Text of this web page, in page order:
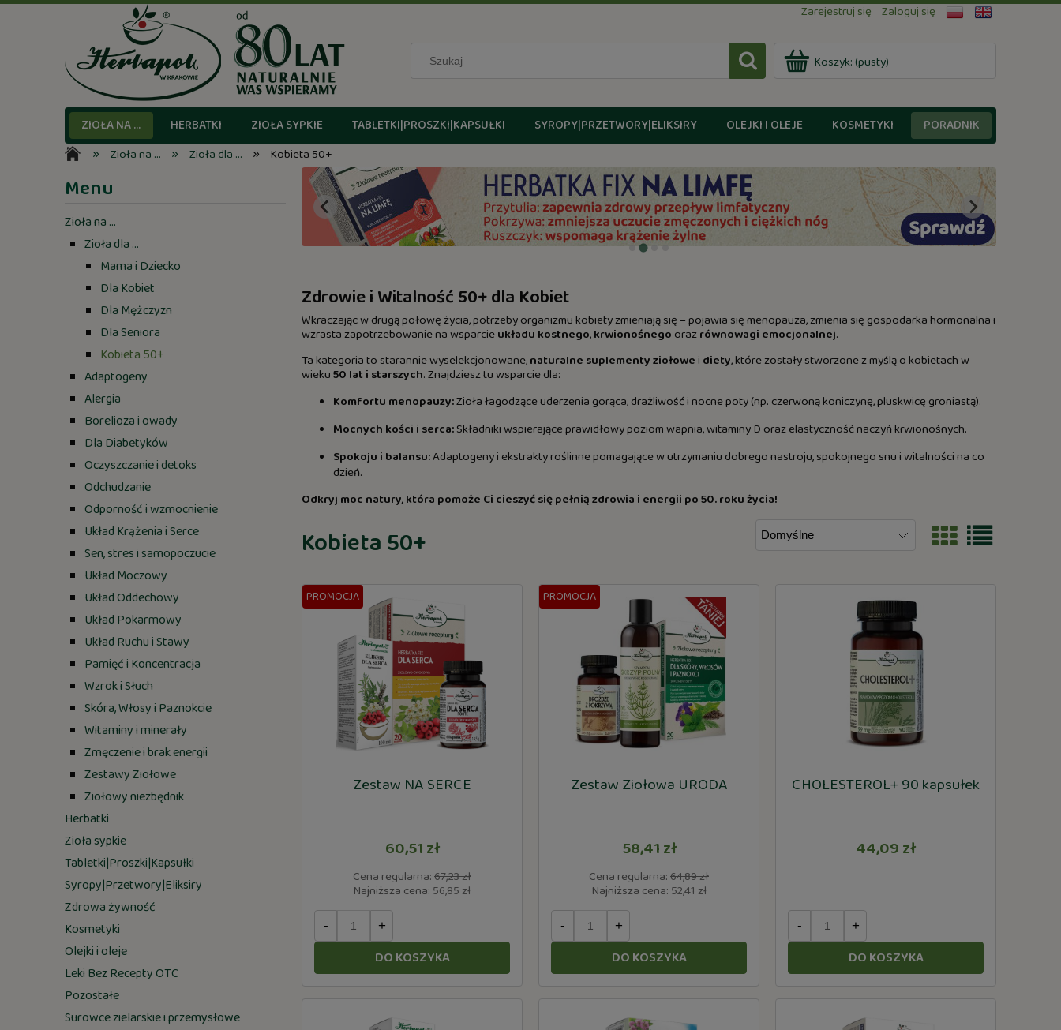
Zarejestruj się Zaloguj się
Koszyk: (pusty)
ZIOŁA NA ... HERBATKI ZIOŁA SYPKIE TABLETKI|PROSZKI|KAPSUŁKI SYROPY|PRZETWORY|ELIKSIRY OLEJKI I OLEJE KOSMETYKI PORADNIK
» Zioła na ... » Zioła dla ... » Kobieta 50+
Menu
Zioła na ...
Zioła dla ...
Mama i Dziecko
Dla Kobiet
Dla Mężczyzn
Dla Seniora
Kobieta 50+
Adaptogeny
Alergia
Borelioza i owady
Dla Diabetyków
Oczyszczanie i detoks
Odchudzanie
Odporność i wzmocnienie
Układ Krążenia i Serce
Sen, stres i samopoczucie
Układ Moczowy
Układ Oddechowy
Układ Pokarmowy
Układ Ruchu i Stawy
Pamięć i Koncentracja
Wzrok i Słuch
Skóra, Włosy i Paznokcie
Witaminy i minerały
Zmęczenie i brak energii
Zestawy Ziołowe
Ziołowy niezbędnik
Herbatki
Zioła sypkie
Tabletki|Proszki|Kapsułki
Syropy|Przetwory|Eliksiry
Zdrowa żywność
Kosmetyki
Olejki i oleje
Leki Bez Recepty OTC
Pozostałe
Surowce zielarskie i przemysłowe
Zdrowie i Witalność 50+ dla Kobiet
Wkraczając w drugą połowę życia, potrzeby organizmu kobiety zmieniają się – pojawia się menopauza, zmienia się gospodarka hormonalna i
wzrasta zapotrzebowanie na wsparcieukładu kostnego,krwionośnego orazrównowagi emocjonalnej.
Ta kategoria to starannie wyselekcjonowane,naturalne suplementy ziołowei diety, które zostały stworzone z myślą o kobietach w
wieku50 lat i starszych. Znajdziesz tu wsparcie dla:
Komfortu menopauzy:Zioła łagodzące uderzenia gorąca, drażliwość i nocne poty (np. czerwoną koniczynę, pluskwicę groniastą).
Mocnych kości i serca:Składniki wspierające prawidłowy poziom wapnia, witaminy D oraz elastyczność naczyń krwionośnych.
Spokoju i balansu:Adaptogeny i ekstrakty roślinne pomagające w utrzymaniu dobrego nastroju, spokojnego snu i witalności na co
dzień.
Odkryj moc natury, która pomoże Ci cieszyć się pełnią zdrowia i energii po 50. roku życia!
Kobieta 50+
Zestaw NA SERCE
60,51 zł
Cena regularna:67,23 zł
Najniższa cena: 56,85 zł
- +
DO KOSZYKA
PROMOCJA
Zestaw Ziołowa URODA
58,41 zł
Cena regularna:64,89 zł
Najniższa cena: 52,41 zł
- +
DO KOSZYKA
PROMOCJA
CHOLESTEROL+ 90 kapsułek
44,09 zł
- +
DO KOSZYKA